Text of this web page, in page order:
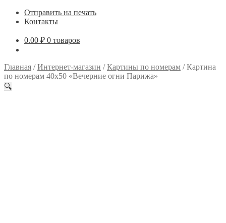
Отправить на печать
Контакты
0.00 ₽ 0 товаров
Главная /Интернет-магазин /Картины по номерам /Картина
по номерам 40х50 «Вечерние огни Парижа»
🔍